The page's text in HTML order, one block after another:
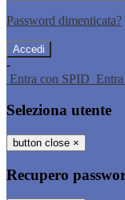
Password dimenticata?
-
Entra con SPID
Seleziona utente
button close ×
Recupero